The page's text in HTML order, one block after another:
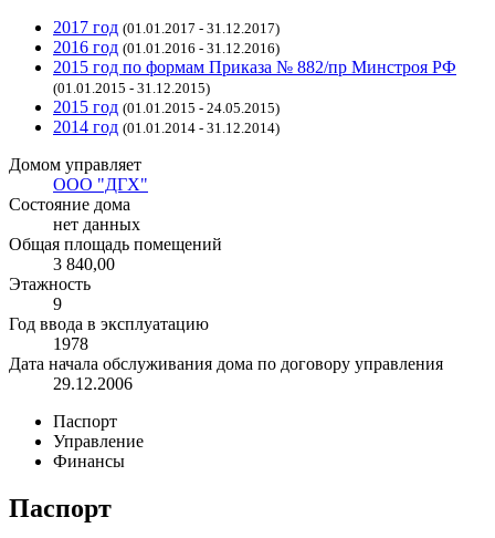
2017 год (01.01.2017 - 31.12.2017)
2016 год (01.01.2016 - 31.12.2016)
2015 год по формам Приказа № 882/пр Минстроя РФ
(01.01.2015 - 31.12.2015)
2015 год (01.01.2015 - 24.05.2015)
2014 год (01.01.2014 - 31.12.2014)
Домом управляет
ООО "ДГХ"
Состояние дома
нет данных
Общая площадь помещений
3 840,00
Этажность
9
Год ввода в эксплуатацию
1978
Дата начала обслуживания дома по договору управления
29.12.2006
Паспорт
Управление
Финансы
Паспорт